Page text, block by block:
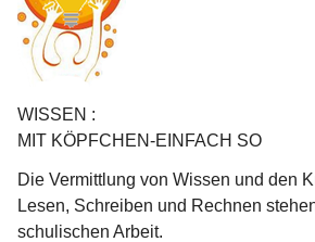
WISSEN :
MIT KÖPFCHEN-EINFACH SO
Die Vermittlung von Wissen und den
Lesen, Schreiben und Rechnen
schulischen Arbeit.